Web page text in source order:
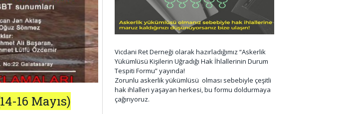
16 Mayıs)
Vicdani Ret Derneği olarak hazırladığımız “Askerlik
Yükümlüsü Kişilerin Uğradığı Hak İhlallerinin Durum
Tespiti Formu” yayında!
Zorunlu askerlik yükümlüsü olması sebebiyle çeşitli
hak ihlalleri yaşayan herkesi, bu formu doldurmaya
çağırıyoruz.